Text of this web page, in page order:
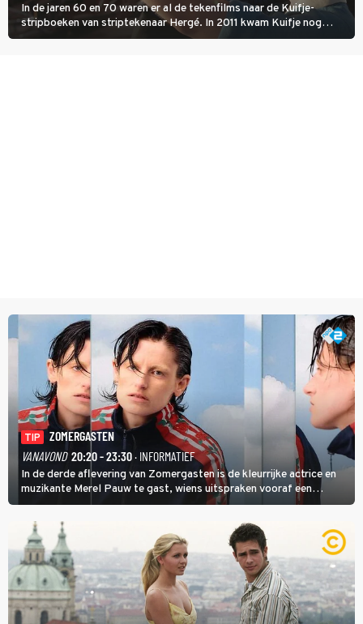
In de jaren 60 en 70 waren er al de tekenfilms naar de Kuifje-
stripboeken van striptekenaar Hergé. In 2011 kwam Kuifje nog
meer tot leven in The Adventures of Tintin van Steven Spielberg.
TIP
ZOMERGASTEN
VANAVOND 20:20 - 23:30· INFORMATIEF
In de derde aflevering van Zomergasten is de kleurrijke actrice en
muzikante Merel Pauw te gast, wiens uitspraken vooraf een
boeiende avond beloven: 'Mijn ideale televisieavond is zoals mijn
identiteit: grenzeloos, absurd en vol angsten'.